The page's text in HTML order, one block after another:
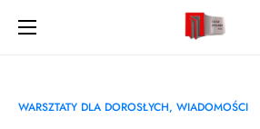
WARSZTATY DLA DOROSŁYCH WIADOMOŚCI